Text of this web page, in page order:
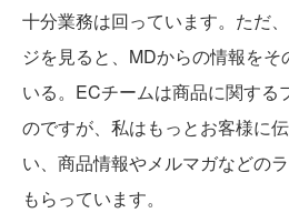
十分業務は回っています。ただ
ジを見ると、MDからの情報を
いる。ECチームは商品に関する
のですが、私はもっとお客様に
い、商品情報やメルマガなどの
もらっています。